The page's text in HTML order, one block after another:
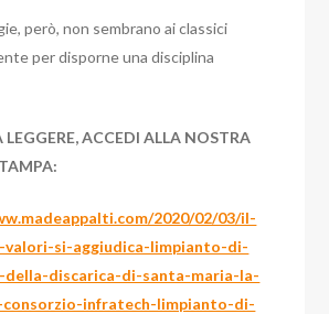
però, non sembrano ai classici
per disporne una disciplina
ACCEDI ALLA NOSTRA
2020/02/03/il-
valori-si-aggiudica-limpianto-di-
della-discarica-di-santa-maria-la-
infratech-limpianto-di-